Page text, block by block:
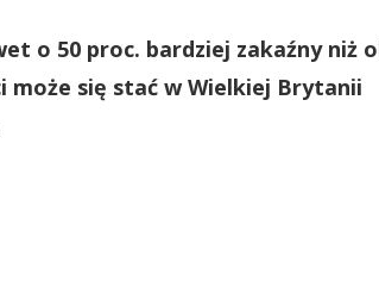
o 50 proc. bardziej zakaźny niż
może się stać w Wielkiej Brytanii